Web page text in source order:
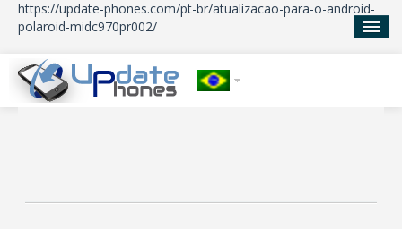
https://update-phones.com/pt-br/atualizacao-para-o-android-
polaroid-midc970pr002/